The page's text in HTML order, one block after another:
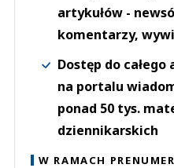
artykułów -
komentarzy,
Dostęp do
na portalu
ponad 50 tys.
dziennikarskich
W RAMACH